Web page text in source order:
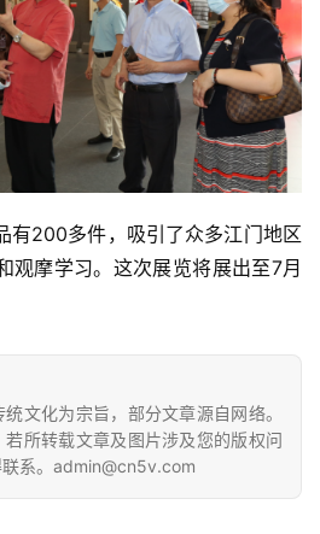
有200多件，吸引了众多江门地区
观摩学习。这次展览将展出至7月
文化为宗旨，部分文章源自网络。
所转载文章及图片涉及您的版权问
系。admin@cn5v.com